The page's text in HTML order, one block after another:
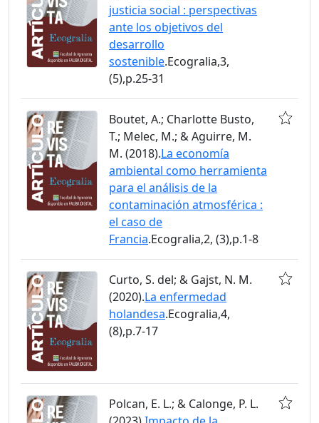
justicia social : perspectivas
ante los objetivos del
desarrollo
sostenible.Ecogralia,3,
(5),p.25-31
Boutet, A.; Charlotte Busto,
T.; Melec, M.; & Aguirre, M.
M. (2018).La economía
ambiental como herramienta
para el análisis de la
contaminación atmosférica :
el caso de
Francia.Ecogralia,2, (3),p.1-8
Curto, S. del; & Gajst, N. M.
(2020).La enfermedad
holandesa.Ecogralia,4,
(8),p.7-17
Polcan, E. L.; & Calonge, P. L.